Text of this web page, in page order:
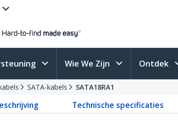
Wie We Zijn Ontdek
SATA-kabels SATA18RA1
Technische specificaties